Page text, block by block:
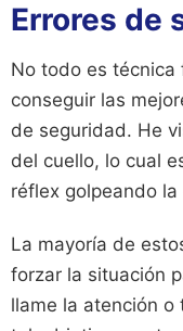
Errores de
No todo es técnica
conseguir las
de seguridad. He
del cuello, lo cual
réflex golpeando
La mayoría de
forzar la situación
llame la atención o